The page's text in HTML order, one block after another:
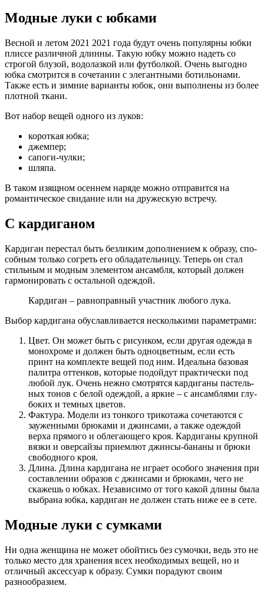
Модные луки с юбками
Весной и летом 2021 2021 года будут очень популярны юбки
плиссе различной длинны. Такую юбку можно надеть со
строгой блузой, водолазкой или футболкой. Очень выгодно
юбка смотрится в сочетании с элегантными ботильонами.
Также есть и зимние варианты юбок, они выполнены из более
плотной ткани.
Вот набор вещей одного из луков:
короткая юбка;
джемпер;
сапоги-чулки;
шляпа.
В таком изящном осеннем наряде можно отправится на
романтическое свидание или на дружескую встречу.
С кардиганом
Кар­ди­ган пере­стал быть без­ли­ким допол­не­ни­ем к обра­зу, спо­
соб­ным толь­ко согреть его обла­да­тель­ни­цу. Теперь он стал
стиль­ным и мод­ным эле­мен­том ансам­бля, кото­рый дол­жен
гар­мо­ни­ро­вать с осталь­ной одеждой.
Кар­ди­ган – рав­но­прав­ный участ­ник любо­го лука.
Выбор кар­ди­га­на обу­слав­ли­ва­ет­ся несколь­ки­ми параметрами:
Цвет. Он может быть с рисун­ком, если дру­гая одеж­да в
моно­хро­ме и дол­жен быть одно­цвет­ным, если есть
принт на ком­плек­те вещей под ним. Иде­аль­на базо­вая
палит­ра оттен­ков, кото­рые подой­дут прак­ти­че­ски под
любой лук. Очень неж­но смот­рят­ся кар­ди­га­ны пастель­
ных тонов с белой одеж­дой, а яркие – с ансам­бля­ми глу­
бо­ких и тем­ных цветов.
Фак­ту­ра. Моде­ли из тон­ко­го три­ко­та­жа соче­та­ют­ся с
заужен­ны­ми брю­ка­ми и джин­са­ми, а так­же одеж­дой
вер­ха пря­мо­го и обле­га­ю­ще­го кроя. Кар­ди­га­ны круп­ной
вяз­ки и овер­сай­зы при­ем­лют джин­сы-бана­ны и брю­ки
сво­бод­но­го кроя.
Дли­на. Дли­на кар­ди­га­на не игра­ет осо­бо­го зна­че­ния при
состав­ле­нии обра­зов с джин­са­ми и брю­ка­ми, чего не
ска­жешь о юбках. Неза­ви­си­мо от того какой дли­ны была
выбра­на юбка, кар­ди­ган не дол­жен стать ниже ее в сете.
Модные луки с сумками
Ни одна женщина не может обойтись без сумочки, ведь это не
только место для хранения всех необходимых вещей, но и
отличный аксессуар к образу. Сумки порадуют своим
разнообразием.